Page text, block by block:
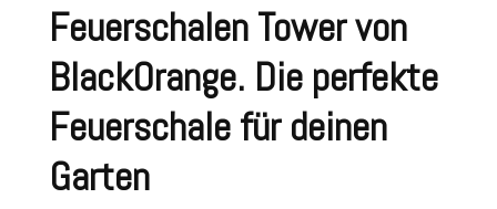
Feuerschalen Tower von
BlackOrange. Die perfekte
Feuerschale für deinen
Garten